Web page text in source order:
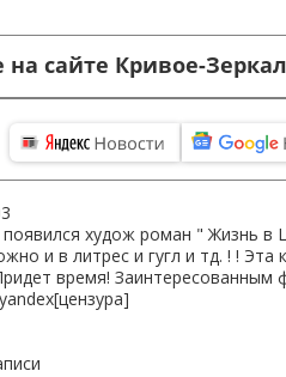
сайте Кривое-
худож роман " Жизнь
и в литрес и гугл и тд. ! !
время!